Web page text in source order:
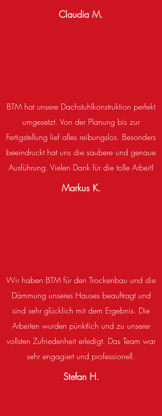
Claudia M.
BTM hat unsere Dachstuhlkonstruktion perfekt
umgesetzt. Von der Planung bis zur
Fertigstellung lief alles reibungslos. Besonders
beeindruckt hat uns die saubere und genaue
Ausführung. Vielen Dank für die tolle Arbeit!
Markus K.
Wir haben BTM für den Trockenbau und die
Dämmung unseres Hauses beauftragt und
sind sehr glücklich mit dem Ergebnis. Die
Arbeiten wurden pünktlich und zu unserer
vollsten Zufriedenheit erledigt. Das Team war
sehr engagiert und professionell.
Stefan H.